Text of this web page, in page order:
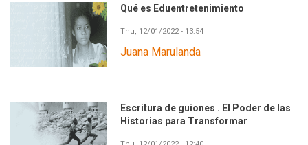
Qué es Eduentretenimiento
Thu, 12/01/2022 - 13:54
Juana Marulanda
Escritura de guiones . El Poder de las
Historias para Transformar